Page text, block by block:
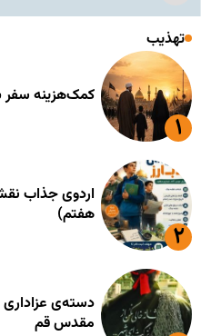
تهذیب
کمک‌هزینه سفر
اردوی جذاب
هفتم)
دسته‌ی عزاداری
مقدس قم